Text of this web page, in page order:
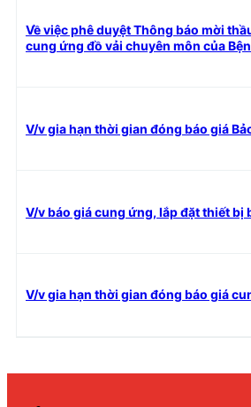
Về việc phê duyệt Thông báo mời
cung ứng đồ vải chuyên môn của
V/v gia hạn thời gian đóng báo giá
V/v báo giá cung ứng, lắp đặt thiết bị
V/v gia hạn thời gian đóng báo giá